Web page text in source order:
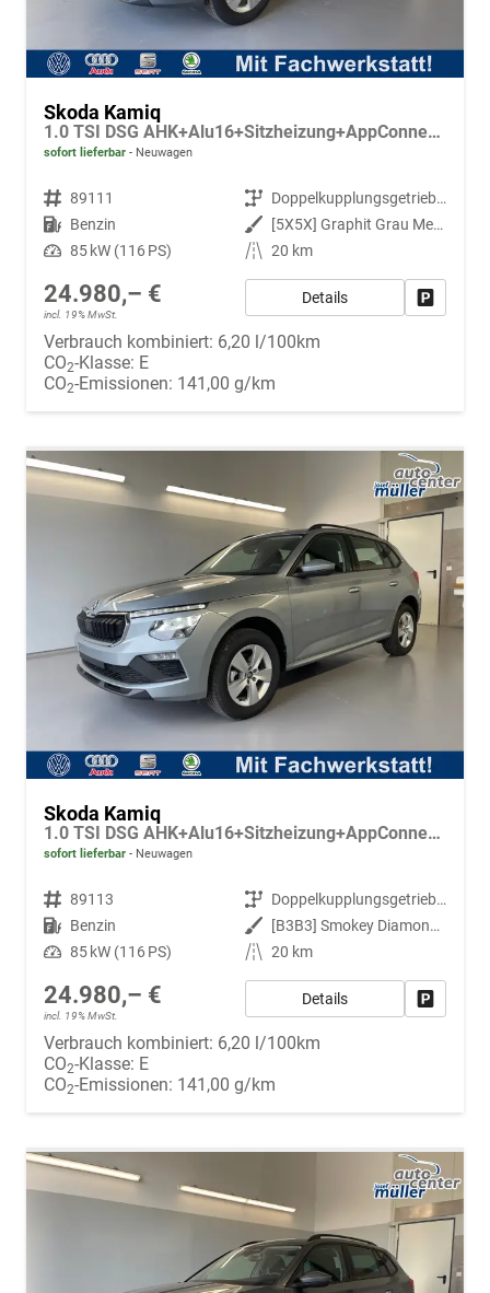
Skoda Kamiq
1.0 TSI DSG AHK+Alu16+Sitzheizung+AppConnect+GV5+LED+Nebel+Klima
sofort lieferbar Neuwagen
Fahrzeugnr. 89111 Getriebe
Doppelkupplungsgetriebe (DSG)
Kraftstoff Benzin Außenfarbe
[5X5X] Graphit Grau Metallic
Leistung 85 kW (116 PS) Kilometerstand 20 km
24.980,– €
incl. 19% MwSt.
Details
Verbrauch kombiniert: 6,20 l/100km
CO2-Klasse: E
CO2-Emissionen: 141,00 g/km
Skoda Kamiq
1.0 TSI DSG AHK+Alu16+Sitzheizung+AppConnect+GV5+LED+Nebel+Klima
sofort lieferbar Neuwagen
Fahrzeugnr. 89113 Getriebe
Doppelkupplungsgetriebe (DSG)
Kraftstoff Benzin Außenfarbe
[B3B3] Smokey Diamond-Silber Metallic
Leistung 85 kW (116 PS) Kilometerstand 20 km
24.980,– €
incl. 19% MwSt.
Details
Verbrauch kombiniert: 6,20 l/100km
CO2-Klasse: E
CO2-Emissionen: 141,00 g/km